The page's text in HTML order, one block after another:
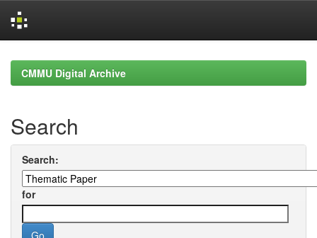
navigationCMMU Digital Archive
Search
Search:
for